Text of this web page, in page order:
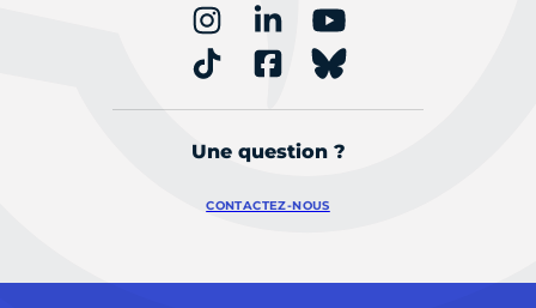
Une question ?
CONTACTEZ-NOUS